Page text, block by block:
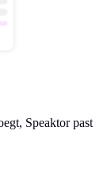
Speaktor past